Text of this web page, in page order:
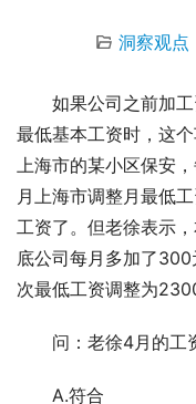
洞察观点
如果公司之前加
最低基本工资时，这
上海市的某小区保安
月上海市调整月最低
工资了。但老徐表示
底公司每月多加了
次最低工资调整为
问：老徐4月的工
A.符合